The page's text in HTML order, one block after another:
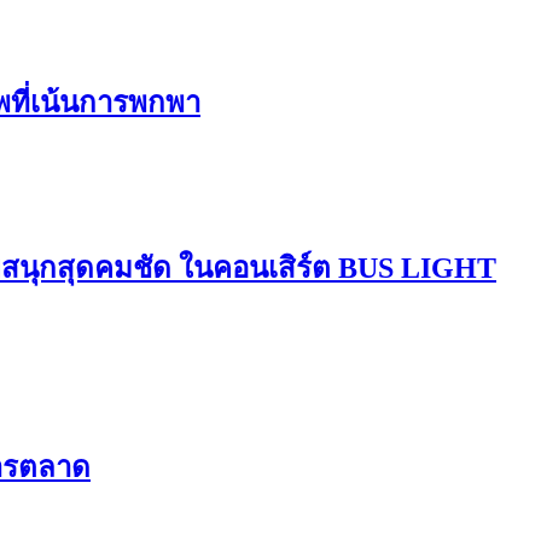
ที่เน้นการพกพา
นุกสุดคมชัด ในคอนเสิร์ต BUS LIGHT
ตลาด